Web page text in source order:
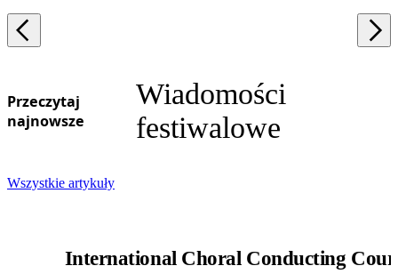
Przeczytaj
najnowsze
Wiadomości
festiwalowe
Wszystkie artykuły
International Choral Conducting